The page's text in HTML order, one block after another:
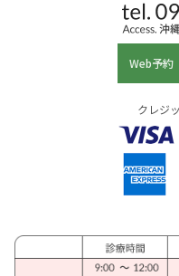
Web予約
クレジ